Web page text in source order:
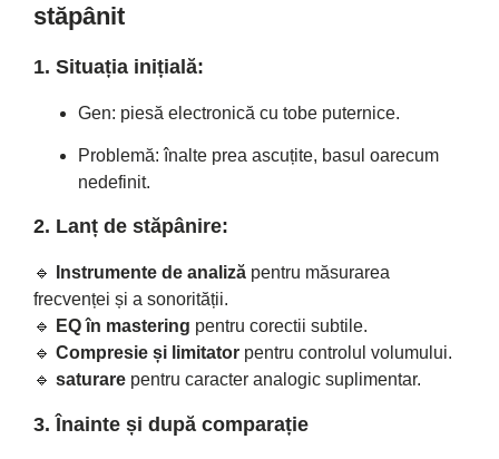
stăpânit
1. Situația inițială:
Gen: piesă electronică cu tobe puternice.
Problemă: înalte prea ascuțite, basul oarecum
nedefinit.
2. Lanț de stăpânire:
🔹 Instrumente de analiză pentru măsurarea
frecvenței și a sonorității.
🔹
EQ în mastering pentru corectii subtile.
🔹 Compresie și limitator pentru controlul volumului.
🔹 saturare pentru caracter analogic suplimentar.
3. Înainte și după comparație